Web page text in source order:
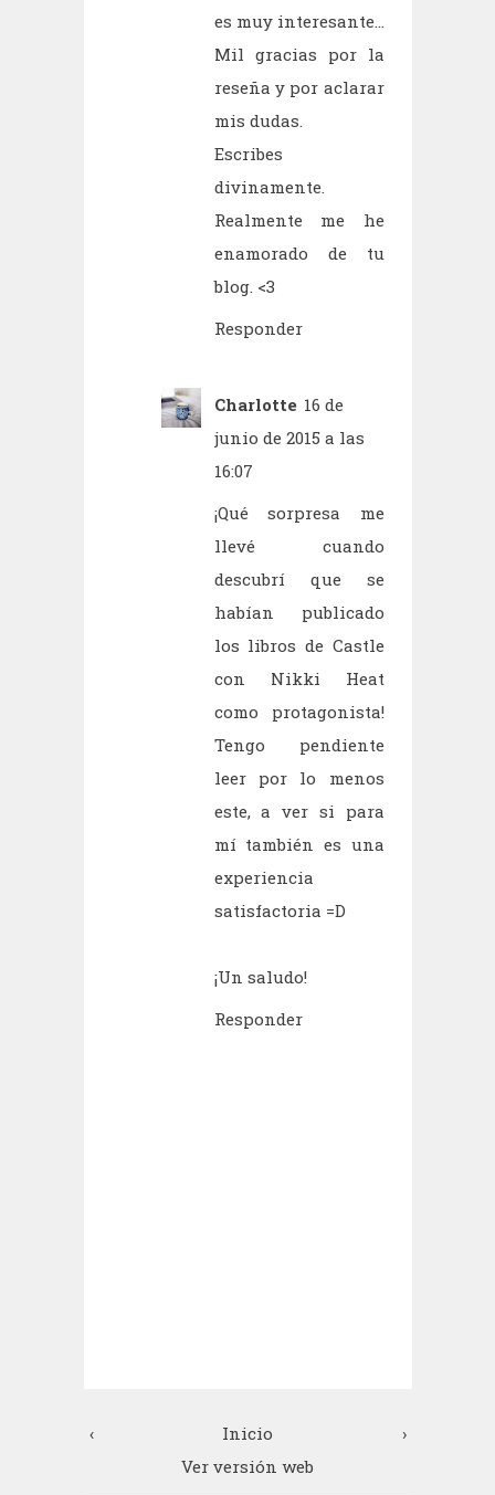
es muy interesante...
Mil gracias por la
reseña y por aclarar
mis dudas.
Escribes
divinamente.
Realmente me he
enamorado de tu
blog. <3
Responder
Charlotte 16 de
junio de 2015 a las
16:07
¡Qué sorpresa me
llevé cuando
descubrí que se
habían publicado
los libros de Castle
con Nikki Heat
como protagonista!
Tengo pendiente
leer por lo menos
este, a ver si para
mí también es una
experiencia
satisfactoria =D
¡Un saludo!
Responder
‹ ›
Inicio
Ver versión web